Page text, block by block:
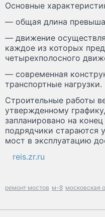
Основные
— общая длина
— движение
каждое из которых
четырехполосного
— современная
транспортные нагрузки.
Строительные работы
утвержденному
запланировано на
подрядчики стараются
мост в эксплуатацию
reis.zr.ru
ремонт мостов м-8 московская